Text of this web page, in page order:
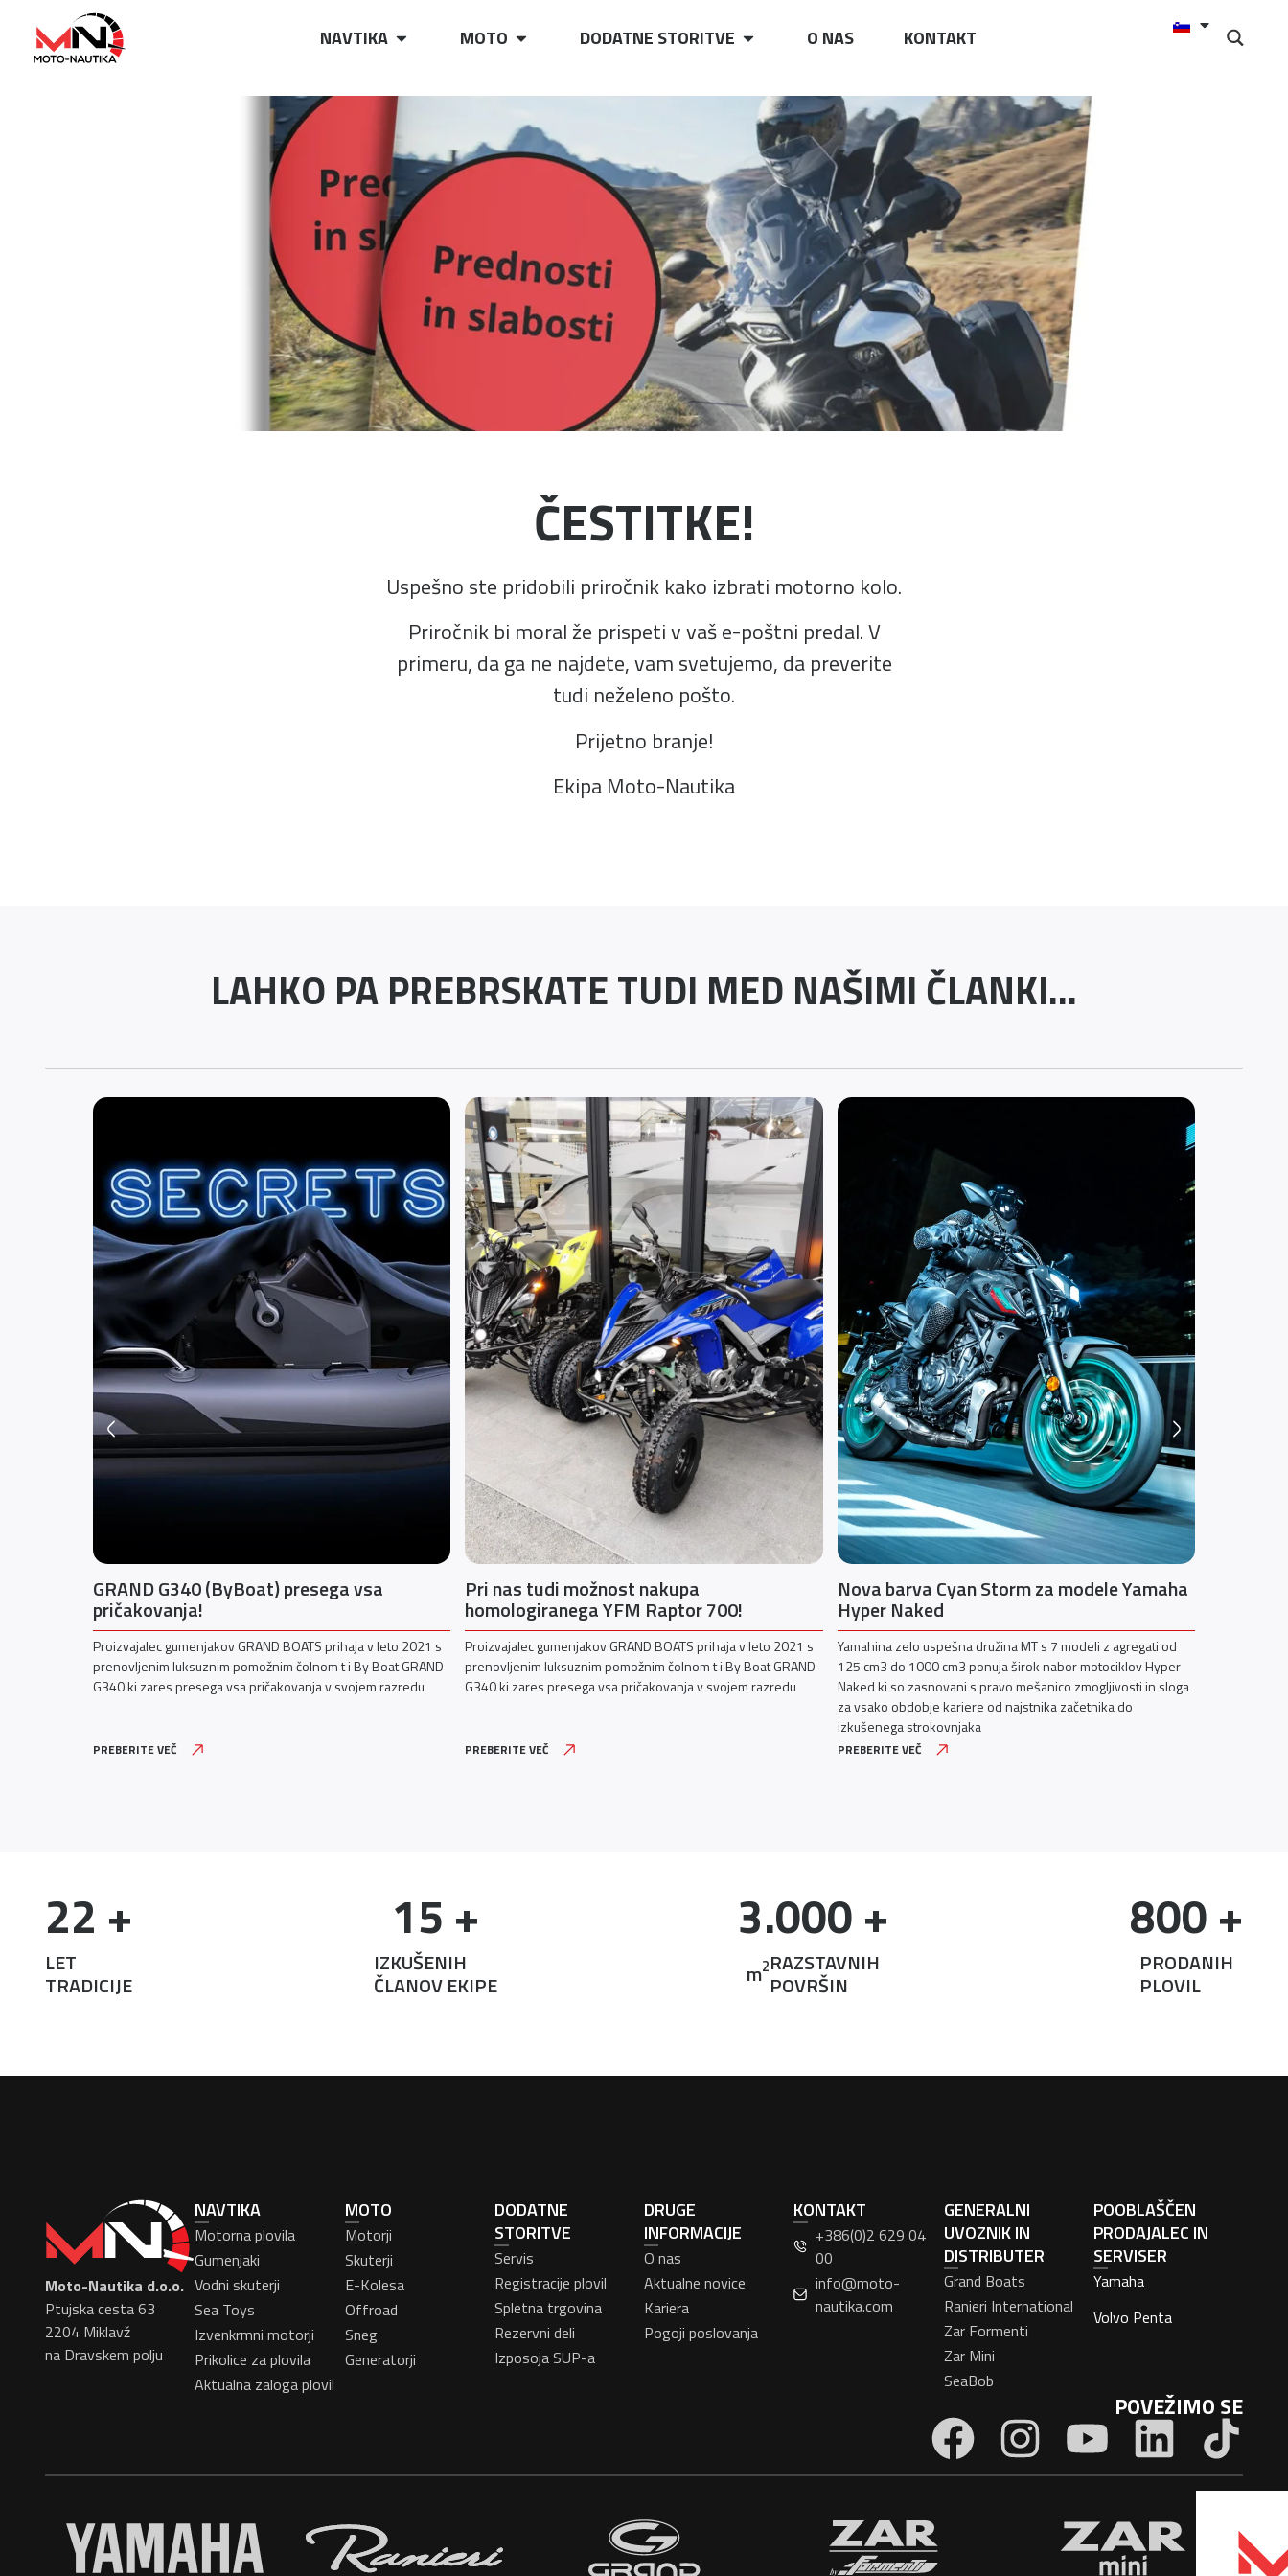
NAVTIKA MOTO DODATNE STORITVE O NAS KONTAKT
ČESTITKE!
Uspešno ste pridobili priročnik kako izbrati motorno kolo.
Priročnik bi moral že prispeti v vaš e-poštni predal. V
primeru, da ga ne najdete, vam svetujemo, da preverite
tudi neželeno pošto.
Prijetno branje!
Ekipa Moto-Nautika
LAHKO PA PREBRSKATE TUDI MED NAŠIMI ČLANKI...
GRAND G340 (ByBoat) presega vsa
pričakovanja!
Proizvajalec gumenjakov GRAND BOATS prihaja v leto 2021 s
prenovljenim luksuznim pomožnim čolnom t i By Boat GRAND
G340 ki zares presega vsa pričakovanja v svojem razredu
PREBERITE VEČ
Pri nas tudi možnost nakupa
homologiranega YFM Raptor 700!
Proizvajalec gumenjakov GRAND BOATS prihaja v leto 2021 s
prenovljenim luksuznim pomožnim čolnom t i By Boat GRAND
G340 ki zares presega vsa pričakovanja v svojem razredu
PREBERITE VEČ
Nova barva Cyan Storm za modele Yamaha
Hyper Naked
Yamahina zelo uspešna družina MT s 7 modeli z agregati od
125 cm3 do 1000 cm3 ponuja širok nabor motociklov Hyper
Naked ki so zasnovani s pravo mešanico zmogljivosti in sloga
za vsako obdobje kariere od najstnika začetnika do
izkušenega strokovnjaka
PREBERITE VEČ
LET
TRADICIJE
22 +
IZKUŠENIH
ČLANOV EKIPE
15 +
m2RAZSTAVNIH
POVRŠIN
3.000 +
PRODANIH
PLOVIL
800 +
Moto-Nautika d.o.o.
Ptujska cesta 63
2204 Miklavž
na Dravskem polju
NAVTIKA
Motorna plovila
Gumenjaki
Vodni skuterji
Sea Toys
Izvenkrmni motorji
Prikolice za plovila
Aktualna zaloga plovil
MOTO
Motorji
Skuterji
E-Kolesa
Offroad
Sneg
Generatorji
DODATNE
STORITVE
Servis
Registracije plovil
Spletna trgovina
Rezervni deli
Izposoja SUP-a
DRUGE
INFORMACIJE
O nas
Aktualne novice
Kariera
Pogoji poslovanja
KONTAKT
+386(0)2 629 04
00
info@moto-
nautika.com
GENERALNI
UVOZNIK IN
DISTRIBUTER
Grand Boats
Ranieri International
Zar Formenti
Zar Mini
SeaBob
POOBLAŠČEN
PRODAJALEC IN
SERVISER
Yamaha
Volvo Penta
POVEŽIMO SE